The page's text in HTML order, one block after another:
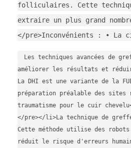
folliculaires. Cette
extraire un plus grand
</pre>Inconvénients : • La
Les techniques avancées de
améliorer les résultats et
La DHI est une variante de la
préparation préalable des sites
traumatisme pour le cuir
</pre></li>La technique de
Cette méthode utilise des
réduit le risque d'erreurs